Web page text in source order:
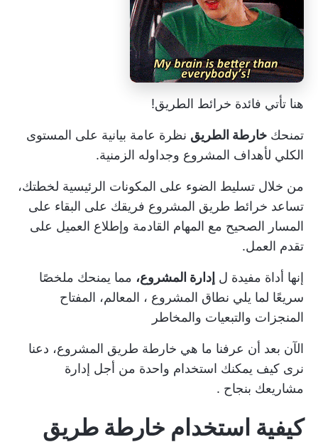
هنا تأتي فائدة خرائط الطريق!
تمنحك خارطة الطريق نظرة عامة بيانية على المستوى
الكلي لأهداف المشروع وجداوله الزمنية.
من خلال تسليط الضوء على المكونات الرئيسية لخطتك،
تساعد خرائط طريق المشروع فريقك على البقاء على
المسار الصحيح مع المهام القادمة وإطلاع العميل على
تقدم العمل.
إنها أداة مفيدة ل إدارة المشروع، مما يمنحك ملخصًا
سريعًا لما يلي نطاق المشروع ، المعالم، المفتاح
المنجزات والتبعيات والمخاطر
الآن بعد أن عرفنا ما هي خارطة طريق المشروع، دعنا
نرى كيف يمكنك استخدام واحدة من أجل إدارة
مشاريعك بنجاح .
كيفية استخدام خارطة طريق